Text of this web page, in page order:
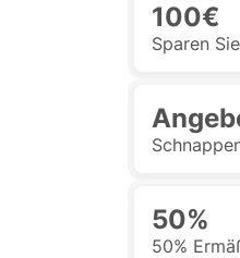
100€
Sparen
50%
50%